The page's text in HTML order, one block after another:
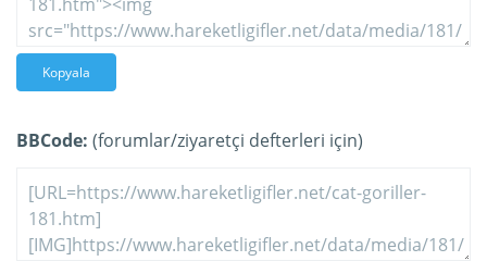
Kopyala
BBCode: (forumlar/ziyaretçi defterleri için)